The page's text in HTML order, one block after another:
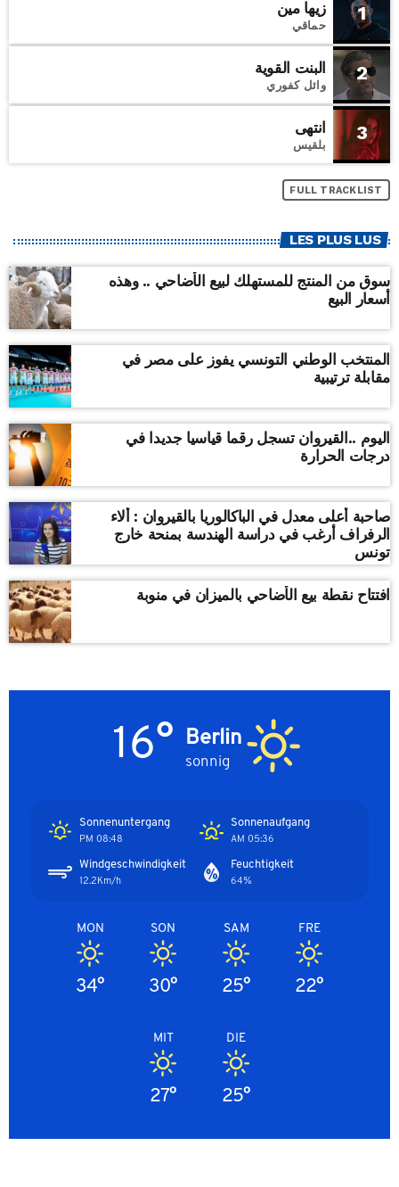
1 زيها مين
حماقي
2 البنت القوية
وائل كفوري
3 انتهى
بلقيس
FULL TRACKLIST
LES PLUS LUS
سوق من المنتج للمستهلك لبيع الأضاحي .. وهذه
أسعار البيع
المنتخب الوطني التونسي يفوز على مصر في
مقابلة ترتيبية
اليوم ..القيروان تسجل رقما قياسيا جديدا في
درجات الحرارة
صاحبة أعلى معدل في الباكالوريا بالقيروان : ألاء
الرفراف أرغب في دراسة الهندسة بمنحة خارج
تونس
افتتاح نقطة بيع الأضاحي بالميزان في منوبة
Berlin
sonnig
16°
Sonnenaufgang
05:36 AM
Sonnenuntergang
08:48 PM
Feuchtigkeit
64%
Windgeschwindigkeit
12.2Km/h
FRE
22°
SAM
25°
SON
30°
MON
34°
DIE
25°
MIT
27°